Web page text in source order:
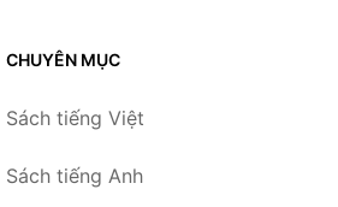
CHUYÊN MỤC
Sách tiếng Việt
Sách tiếng Anh